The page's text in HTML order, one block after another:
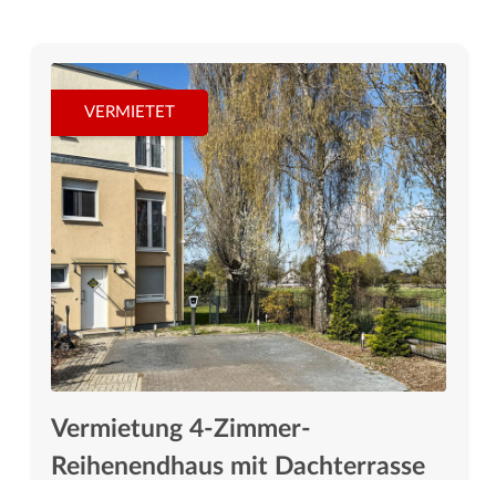
VERMIETET
Vermietung 4-Zimmer-
Reihenendhaus mit Dachterrasse